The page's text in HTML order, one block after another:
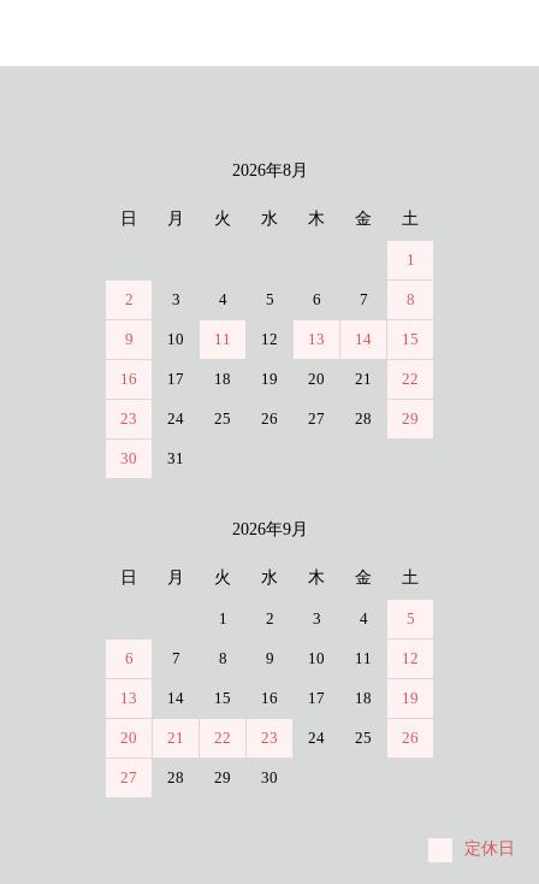
2026年8月
日 月 火 水 木 金 土
1
2 3 4 5 6 7 8
9 10 11 12 13 14 15
16 17 18 19 20 21 22
23 24 25 26 27 28 29
30 31
2026年9月
日 月 火 水 木 金 土
1 2 3 4 5
6 7 8 9 10 11 12
13 14 15 16 17 18 19
20 21 22 23 24 25 26
27 28 29 30
定休日